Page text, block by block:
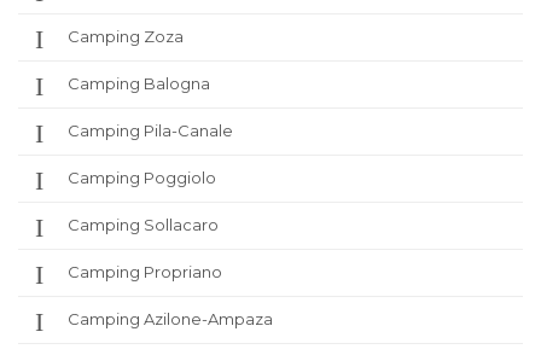
Camping Zoza
Camping Balogna
Camping Pila-Canale
Camping Poggiolo
Camping Sollacaro
Camping Propriano
Camping Azilone-Ampaza